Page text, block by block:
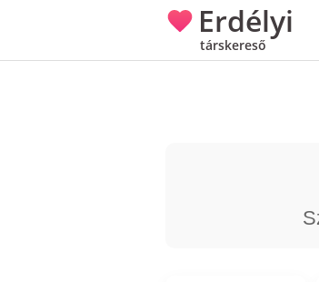
Erdélyi
társkereső